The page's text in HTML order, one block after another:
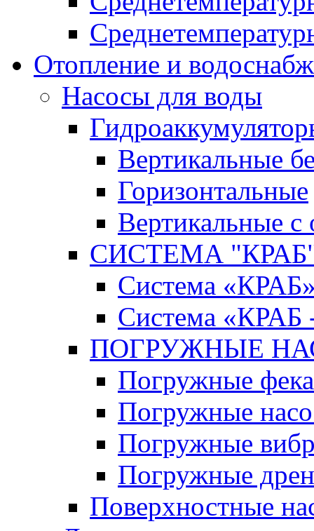
Отопление и
Насосы для воды
Вертикальные
Горизонтальные
Вертикальные
СИСТЕМА
Система
Система «КРАБ
ПОГРУЖНЫЕ
Погружные
Погружные
Погружные
Погружные
Поверхностные